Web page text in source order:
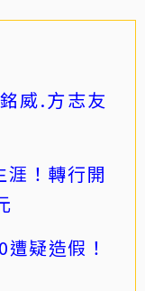
威.方志友
！轉行開
疑造假！